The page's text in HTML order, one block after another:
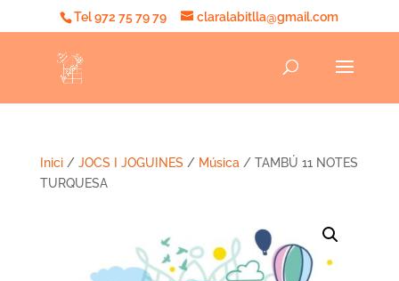
Tel 972 75 79 79 claralabitlla@gmail.com
Inici/ JOCS I JOGUINES / Música / TAMBÚ 11 NOTES
TURQUESA